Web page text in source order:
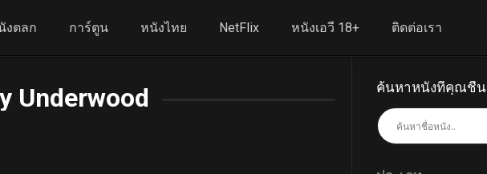
งตลก การ์ตูน หนังไทย NetFlix หนังเอวี 18+ ติดต่อเรา
Underwood ค้นหาหนังที่คุณชื่